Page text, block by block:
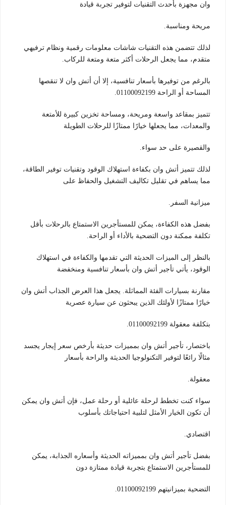
وان مجهزة بأحدث التقنيات لتوفير تجربة قيادة
مريحة ومناسبة.
لذلك تتضمن هذه التقنيات شاشات معلومات رقمية ونظام ترفيهي
متقدم، مما يجعل الرحلات أكثر متعة ومتعة للركاب.
بالرغم من توفيرها بأسعار تنافسية، إلا أن أتش وان لا تنقصها
المساحة أو الراحة 01100092199.
تتميز بمقاعد واسعة ومريحة، ومساحة تخزين كبيرة للأمتعة
والمعدات، مما يجعلها خيارًا ممتازًا للرحلات الطويلة
والقصيرة على حد سواء.
لذلك تتميز أتش وان بكفاءة استهلاك الوقود وتقنيات توفير الطاقة،
مما يساهم في تقليل تكاليف التشغيل والحفاظ على
ميزانية السفر.
بفضل هذه الكفاءة، يمكن للمستأجرين الاستمتاع بالرحلات بأقل
تكلفة ممكنة دون التضحية بالأداء أو الراحة.
بالنظر إلى الميزات الحديثة التي تقدمها والكفاءة في استهلاك
الوقود، يأتي تأجير أتش وان بأسعار تنافسية ومنخفضة
مقارنة بسيارات الفئة المماثلة. يجعل هذا العرض الجذاب أتش وان
خيارًا ممتازًا لأولئك الذين يبحثون عن سيارة عصرية
بتكلفة معقولة 01100092199.
باختصار، تأجير أتش وان بمميزات حديثة بأرخص سعر إيجار يجسد
مثالًا رائعًا لتوفير التكنولوجيا الحديثة والراحة بأسعار
معقولة.
سواء كنت تخطط لرحلة عائلية أو رحلة عمل، فإن أتش وان يمكن
أن تكون الخيار الأمثل لتلبية احتياجاتك بأسلوب
اقتصادي.
بفضل تأجير أتش وان بمميزاته الحديثة وأسعاره الجذابة، يمكن
للمستأجرين الاستمتاع بتجربة قيادة ممتازة دون
التضحية بميزانيتهم 01100092199.